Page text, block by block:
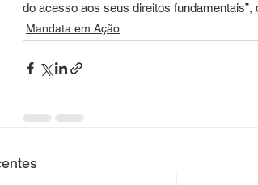
do acesso aos seus direitos fundamentais”,
Mandata em Ação